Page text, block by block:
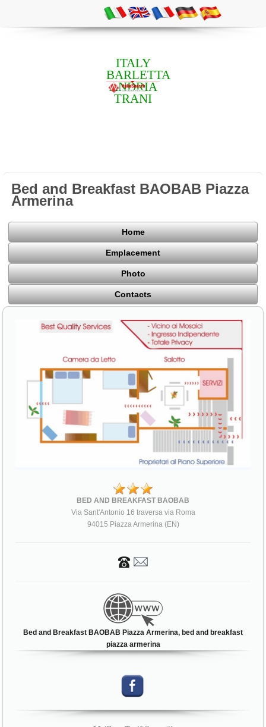
ITALY
BARLETTA
ANDRIA
TRANI
Bed and Breakfast BAOBAB Piazza
Armerina
Home
Emplacement
Photo
Contacts
BED AND BREAKFAST BAOBAB
Via Sant'Antonio 16 traversa via Roma
94015 Piazza Armerina (EN)
Bed and Breakfast BAOBAB Piazza Armerina, bed and breakfast
piazza armerina
Meilleur Tarif Garanti!